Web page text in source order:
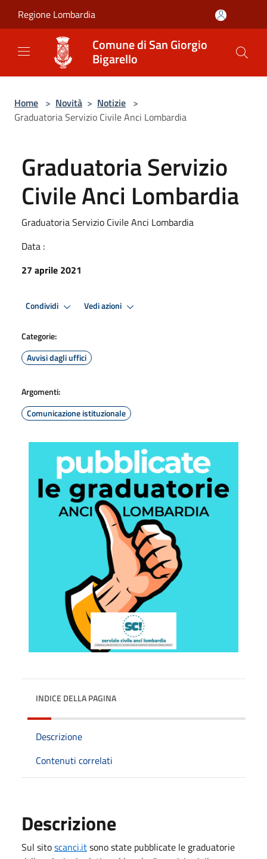
Regione Lombardia
Comune di San Giorgio
Bigarello
Home > Novità > Notizie >
Graduatoria Servizio Civile Anci Lombardia
Graduatoria Servizio
Civile Anci Lombardia
Graduatoria Servizio Civile Anci Lombardia
Data :
27 aprile 2021
Condividi Vedi azioni
Categorie:
Avvisi dagli uffici
Argomenti:
Comunicazione istituzionale
INDICE DELLA PAGINA
Descrizione
Contenuti correlati
Descrizione
Sul sitoscanci.itsono state pubblicate le graduatorie